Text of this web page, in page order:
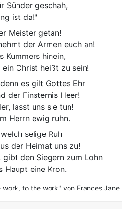
Sünder geschah,
ist da!"
Meister getan!
der Armen euch an!
Kummers hinein,
Christ heißt zu sein!
es gilt Gottes Ehr
der Finsternis Heer!
lasst uns sie tun!
Herrn ewig ruhn.
selige Ruh
der Heimat uns zu!
den Siegern zum Lohn
Haupt eine Kron.
to the work" von Frances